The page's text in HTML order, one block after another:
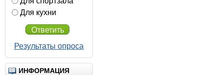
Для кухни
Ответить
Результаты опроса
ИНФОРМАЦИЯ